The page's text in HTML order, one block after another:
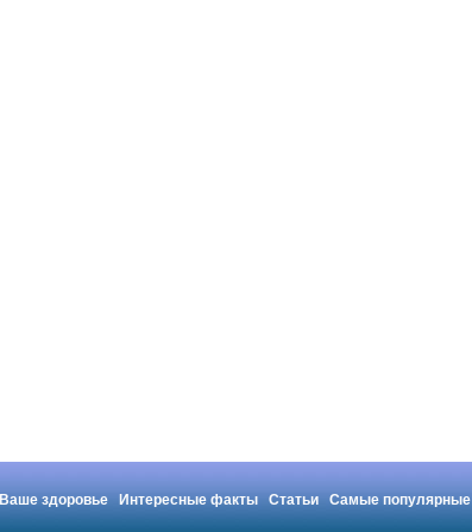
Ваше здоровье Интересные факты Статьи
Самые популярные